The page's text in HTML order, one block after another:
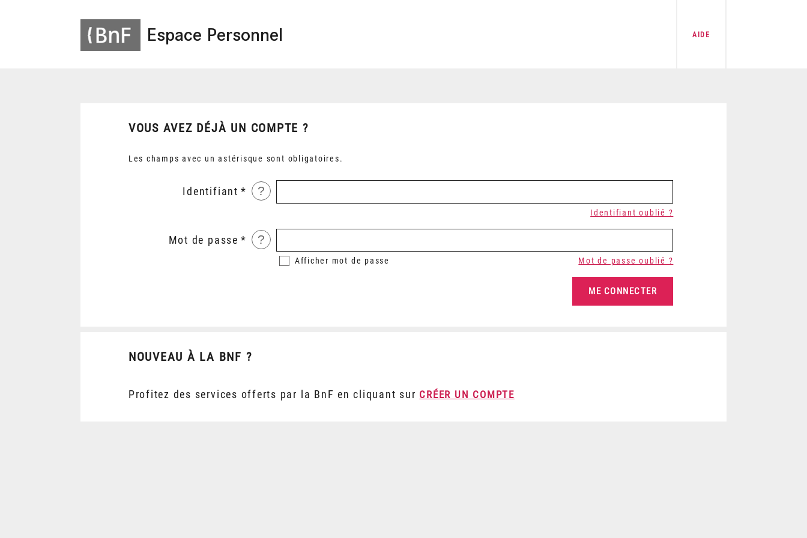
Espace Personnel AIDE
VOUS AVEZ DÉJÀ UN COMPTE ?
Les champs avec un astérisque sont obligatoires.
Identifiant ?
Identifiant oublié ?
Mot de passe ?
Afficher mot de passe Mot de passe oublié ?
NOUVEAU À LA BNF ?
Profitez des services offerts par la BnF en cliquant sur CRÉER UN COMPTE